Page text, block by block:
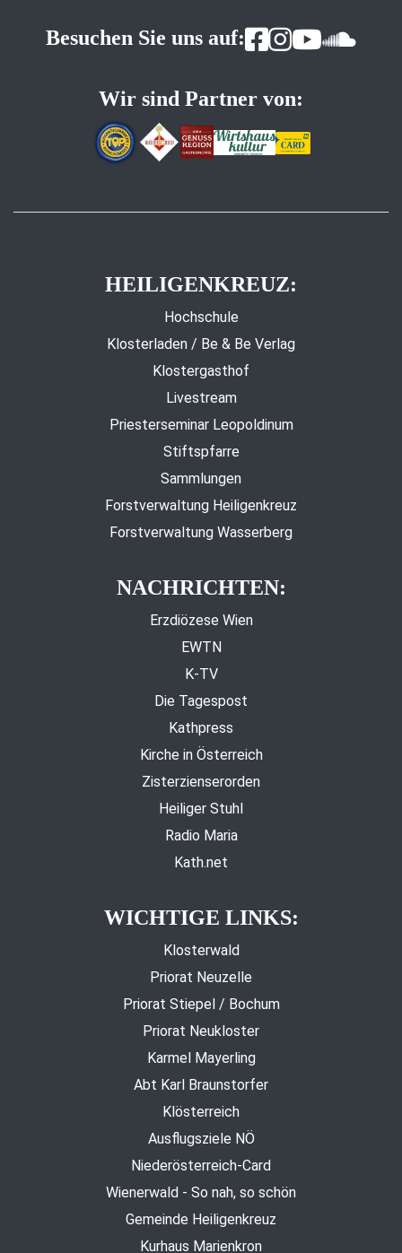
Besuchen Sie uns auf:
Wir sind Partner von:
HEILIGENKREUZ:
Hochschule
Klosterladen / Be & Be Verlag
Klostergasthof
Livestream
Priesterseminar Leopoldinum
Stiftspfarre
Sammlungen
Forstverwaltung Heiligenkreuz
Forstverwaltung Wasserberg
NACHRICHTEN:
Erzdiözese Wien
EWTN
K-TV
Die Tagespost
Kathpress
Kirche in Österreich
Zisterzienserorden
Heiliger Stuhl
Radio Maria
Kath.net
WICHTIGE LINKS:
Klosterwald
Priorat Neuzelle
Priorat Stiepel / Bochum
Priorat Neukloster
Karmel Mayerling
Abt Karl Braunstorfer
Klösterreich
Ausflugsziele NÖ
Niederösterreich-Card
Wienerwald - So nah, so schön
Gemeinde Heiligenkreuz
Kurhaus Marienkron